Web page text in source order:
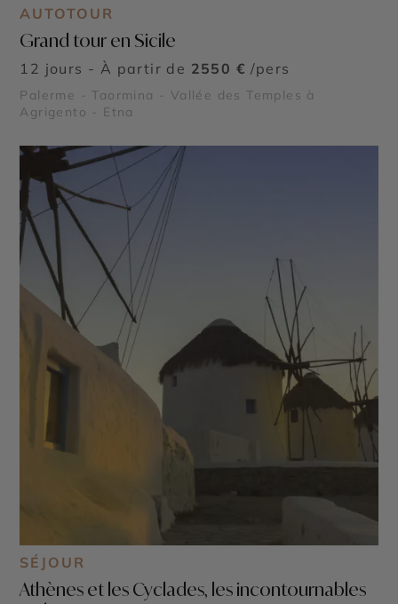
AUTOTOUR
Grand tour en Sicile
12 jours - À partir de 2550 € /pers
Palerme - Taormina - Vallée des Temples à
Agrigento - Etna
SÉJOUR
Athènes et les Cyclades, les incontournables